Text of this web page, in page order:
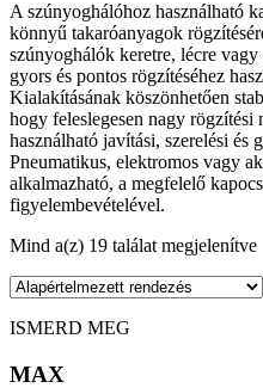
A szúnyoghálóhoz használható
könnyű takaróanyagok
szúnyoghálók keretre, lécre
gyors és pontos rögzítéséhez
Kialakításának köszönhetően
hogy feleslegesen nagy rögzítési
használható javítási, szerelési és
Pneumatikus, elektromos vagy
alkalmazható, a megfelelő
figyelembevételével.
Mind a(z) 19 találat megjelenítve
ISMERD MEG
MAX